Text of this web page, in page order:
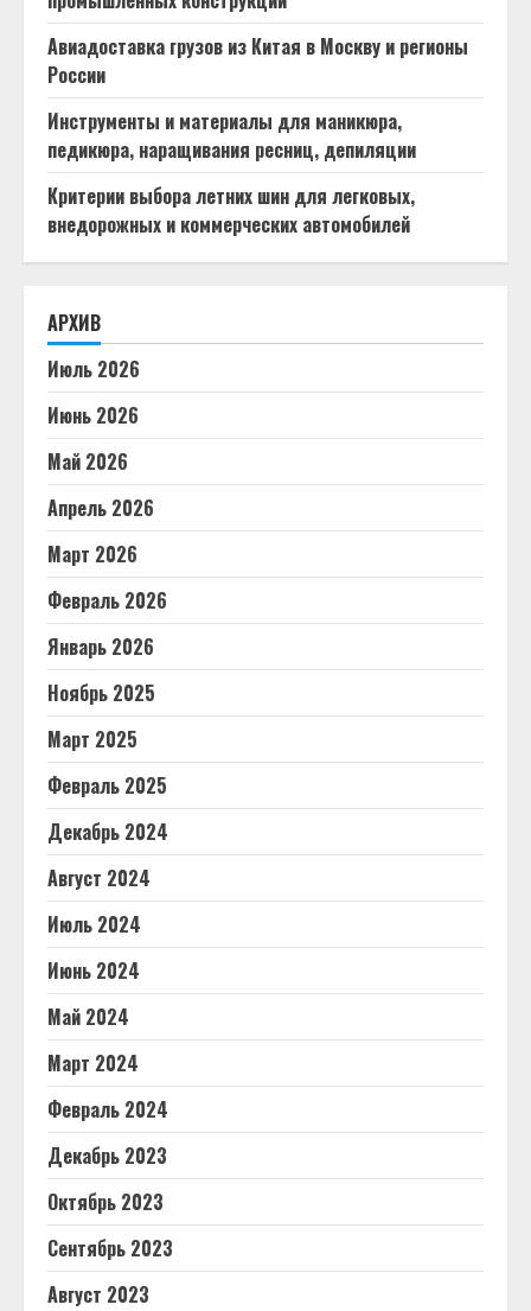
Авиадоставка грузов из Китая в Москву и регионы
России
Инструменты и материалы для маникюра,
педикюра, наращивания ресниц, депиляции
Критерии выбора летних шин для легковых,
внедорожных и коммерческих автомобилей
АРХИВ
Июль 2026
Июнь 2026
Май 2026
Апрель 2026
Март 2026
Февраль 2026
Январь 2026
Ноябрь 2025
Март 2025
Февраль 2025
Декабрь 2024
Август 2024
Июль 2024
Июнь 2024
Май 2024
Март 2024
Февраль 2024
Декабрь 2023
Октябрь 2023
Сентябрь 2023
Август 2023